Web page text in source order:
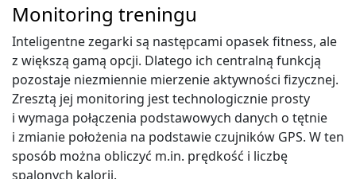
Monitoring treningu
Inteligentne zegarki są następcami opasek fitness, ale
z większą gamą opcji. Dlatego ich centralną funkcją
pozostaje niezmiennie mierzenie aktywności fizycznej.
Zresztą jej monitoring jest technologicznie prosty
i wymaga połączenia podstawowych danych o tętnie
i zmianie położenia na podstawie czujników GPS. W ten
sposób można obliczyć m.in. prędkość i liczbę
spalonych kalorii.